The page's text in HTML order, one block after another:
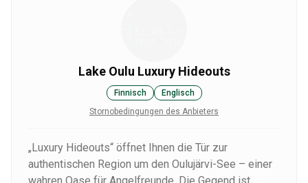
Lake Oulu Luxury Hideouts
Finnisch
Englisch
Stornobedingungen des Anbieters
„Luxury Hideouts“ öffnet Ihnen die Tür zur
authentischen Region um den Oulujärvi-See – einer
wahren Oase für Angelfreunde. Die Gegend ist